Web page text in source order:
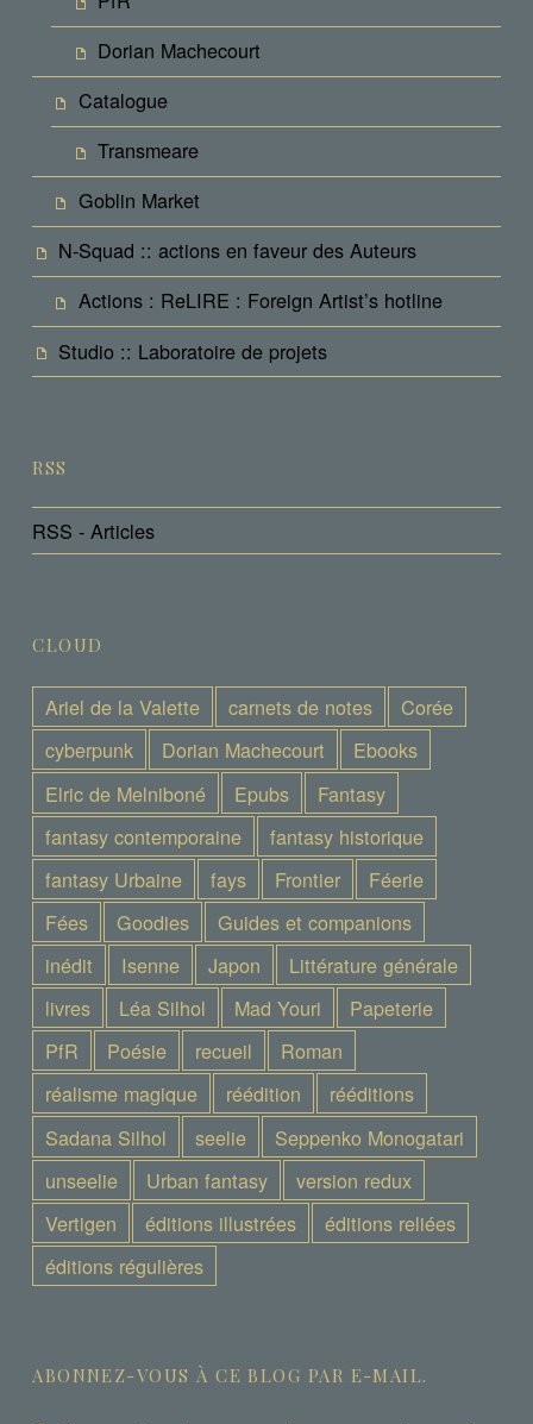
Dorian Machecourt
Catalogue
Transmeare
Goblin Market
N-Squad :: actions en faveur des Auteurs
Actions : ReLIRE : Foreign Artist’s hotline
Studio :: Laboratoire de projets
RSS
RSS - Articles
CLOUD
Ariel de la Valette carnets de notes
Corée
cyberpunk
Dorian Machecourt
Ebooks
Elric de Melniboné
Epubs
Fantasy
fantasy contemporaine
fantasy historique
fantasy Urbaine
fays Frontier
Féerie
Fées
Goodies
Guides et companions
inédit
Isenne Japon
Littérature générale
livres
Léa Silhol Mad Youri
Papeterie
PfR
Poésie recueil
Roman
réalisme magique
réédition
rééditions
Sadana Silhol
seelie
Seppenko Monogatari
unseelie
Urban fantasy
version redux
Vertigen
éditions illustrées
éditions reliées
éditions régulières
ABONNEZ-VOUS À CE BLOG PAR E-MAIL.